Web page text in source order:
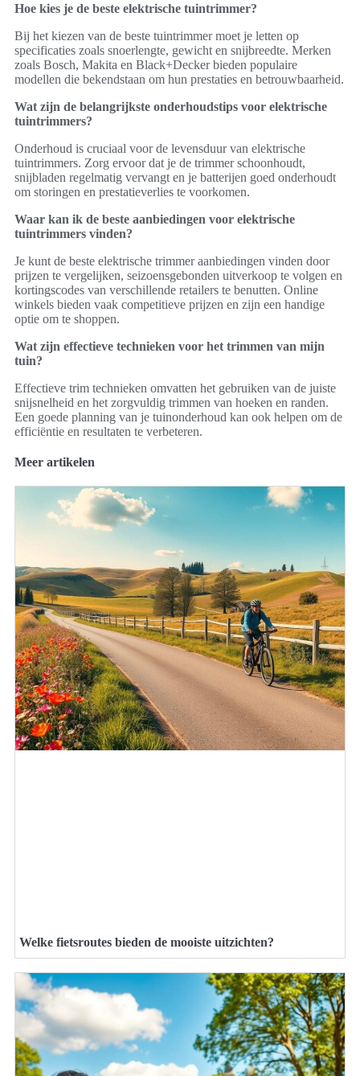
Hoe kies je de beste elektrische tuintrimmer?
Bij het kiezen van de beste tuintrimmer moet je letten op
specificaties zoals snoerlengte, gewicht en snijbreedte. Merken
zoals Bosch, Makita en Black+Decker bieden populaire
modellen die bekendstaan om hun prestaties en betrouwbaarheid.
Wat zijn de belangrijkste onderhoudstips voor elektrische
tuintrimmers?
Onderhoud is cruciaal voor de levensduur van elektrische
tuintrimmers. Zorg ervoor dat je de trimmer schoonhoudt,
snijbladen regelmatig vervangt en je batterijen goed onderhoudt
om storingen en prestatieverlies te voorkomen.
Waar kan ik de beste aanbiedingen voor elektrische
tuintrimmers vinden?
Je kunt de beste elektrische trimmer aanbiedingen vinden door
prijzen te vergelijken, seizoensgebonden uitverkoop te volgen en
kortingscodes van verschillende retailers te benutten. Online
winkels bieden vaak competitieve prijzen en zijn een handige
optie om te shoppen.
Wat zijn effectieve technieken voor het trimmen van mijn
tuin?
Effectieve trim technieken omvatten het gebruiken van de juiste
snijsnelheid en het zorgvuldig trimmen van hoeken en randen.
Een goede planning van je tuinonderhoud kan ook helpen om de
efficiëntie en resultaten te verbeteren.
Meer artikelen
Welke fietsroutes bieden de mooiste uitzichten?